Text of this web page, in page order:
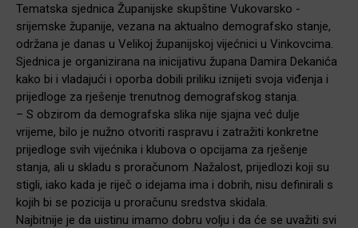
Tematska sjednica Županijske skupštine Vukovarsko -
srijemske županije, vezana na aktualno demografsko stanje,
održana je danas u Velikoj županijskoj vijećnici u Vinkovcima.
Sjednica je organizirana na inicijativu župana Damira Dekanića
kako bi i vladajući i oporba dobili priliku iznijeti svoja viđenja i
prijedloge za rješenje trenutnog demografskog stanja.
– S obzirom da demografska slika nije sjajna već dulje
vrijeme, bilo je nužno otvoriti raspravu i zatražiti konkretne
prijedloge svih vijećnika i klubova o opcijama za rješenje
stanja, ali u skladu s proračunom .Nažalost, prijedlozi koji su
stigli, iako kada je riječ o idejama ima i dobrih, nisu definirali s
kojih bi se pozicija u proračunu sredstva skidala.
Najbitnije je da uistinu imamo dobru volju i da će se uvažiti svi